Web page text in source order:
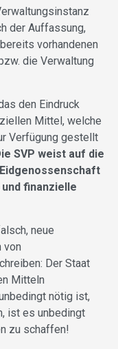
der Auffassung,
vorhandenen
die Verwaltung
den Eindruck
Mittel, welche
Verfügung gestellt
SVP weist auf die
finanzielle
neue
von
Der Staat
Mitteln
nötig ist,
ist es unbedingt
zu schaffen!